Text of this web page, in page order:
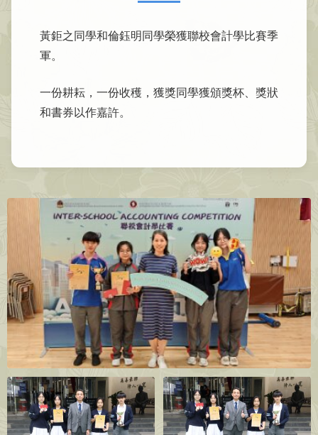
黃鉅之同學和倫鈺明同學榮獲聯校會計學比賽季
軍。
一份耕耘，一份收穫，獲獎同學獲頒獎杯、獎狀
和書券以作嘉許。